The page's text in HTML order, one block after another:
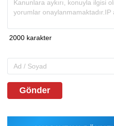
Gönder